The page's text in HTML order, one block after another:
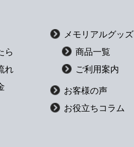
ら
れ
メモリアルグッズ
商品一覧
ご利用案内
お客様の声
お役立ちコラム